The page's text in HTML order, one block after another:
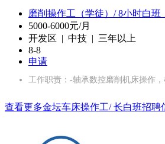
磨削操作工（学徒）/ 8小时白班
5000-6000元/月
开发区 | 中技 | 三年以上
8-8
申请
工作职责：-轴承数控磨削机床操作
查看更多金坛车床操作工/ 长白班招聘